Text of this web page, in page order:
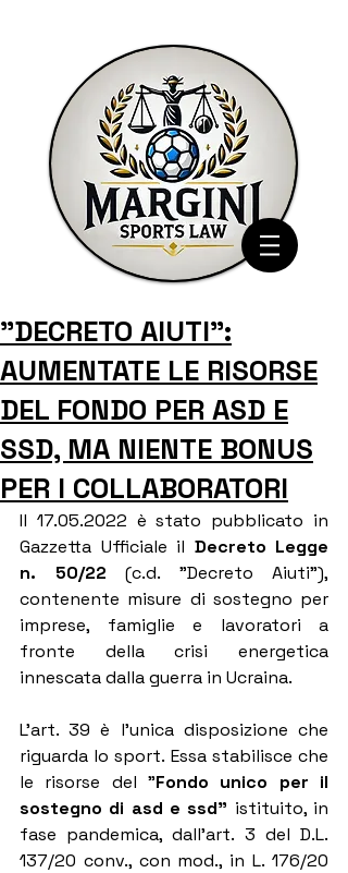
"DECRETO AIUTI":
AUMENTATE LE RISORSE
DEL FONDO PER ASD E
SSD, MA NIENTE BONUS
PER I COLLABORATORI
Il 17.05.2022 è stato pubblicato in
Gazzetta Ufficiale il Decreto Legge
n. 50/22 (c.d. "Decreto Aiuti"),
contenente misure di sostegno per
imprese, famiglie e lavoratori a
fronte della crisi energetica
innescata dalla guerra in Ucraina.
L'art. 39 è l'unica disposizione che
riguarda lo sport. Essa stabilisce che
le risorse del "Fondo unico per il
sostegno di asd e ssd" istituito, in
fase pandemica, dall'art. 3 del D.L.
137/20 conv., con mod., in L. 176/20